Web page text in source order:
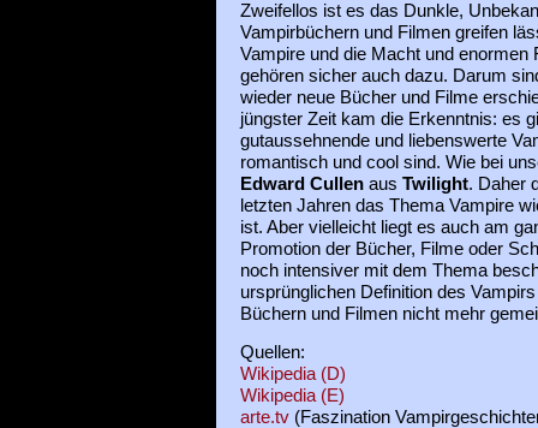
Zweifellos ist es das Dunkle,
Vampirbüchern und Filmen greifen
Vampire und die Macht und enormen
gehören sicher auch dazu. Darum
wieder neue Bücher und Filme
jüngster Zeit kam die Erkenntnis: es
gutaussehnende und liebenswerte
romantisch und cool sind. Wie bei
Edward Cullenaus Twilight. Daher
letzten Jahren das Thema Vampire
ist. Aber vielleicht liegt es auch am
Promotion der Bücher, Filme oder
noch intensiver mit dem Thema
ursprünglichen Definition des
Büchern und Filmen nicht mehr
Quellen:
Wikipedia (D)
Wikipedia (E)
arte.tv (Faszination